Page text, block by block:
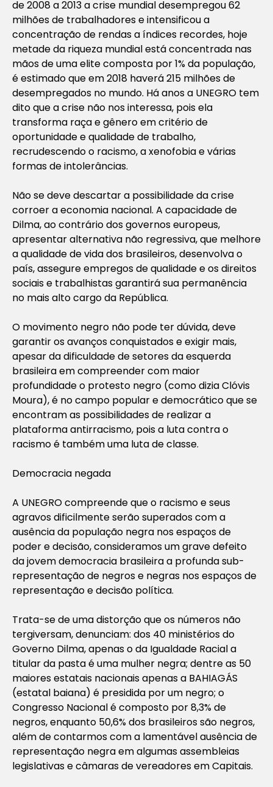
de 2008 a 2013 a crise mundial desempregou 62
milhões de trabalhadores e intensificou a
concentração de rendas a índices recordes, hoje
metade da riqueza mundial está concentrada nas
mãos de uma elite composta por 1% da população,
é estimado que em 2018 haverá 215 milhões de
desempregados no mundo. Há anos a UNEGRO tem
dito que a crise não nos interessa, pois ela
transforma raça e gênero em critério de
oportunidade e qualidade de trabalho,
recrudescendo o racismo, a xenofobia e várias
formas de intolerâncias.
Não se deve descartar a possibilidade da crise
corroer a economia nacional. A capacidade de
Dilma, ao contrário dos governos europeus,
apresentar alternativa não regressiva, que melhore
a qualidade de vida dos brasileiros, desenvolva o
país, assegure empregos de qualidade e os direitos
sociais e trabalhistas garantirá sua permanência
no mais alto cargo da República.
O movimento negro não pode ter dúvida, deve
garantir os avanços conquistados e exigir mais,
apesar da dificuldade de setores da esquerda
brasileira em compreender com maior
profundidade o protesto negro (como dizia Clóvis
Moura), é no campo popular e democrático que se
encontram as possibilidades de realizar a
plataforma antirracismo, pois a luta contra o
racismo é também uma luta de classe.
Democracia negada
A UNEGRO compreende que o racismo e seus
agravos dificilmente serão superados com a
ausência da população negra nos espaços de
poder e decisão, consideramos um grave defeito
da jovem democracia brasileira a profunda sub-
representação de negros e negras nos espaços de
representação e decisão política.
Trata-se de uma distorção que os números não
tergiversam, denunciam: dos 40 ministérios do
Governo Dilma, apenas o da Igualdade Racial a
titular da pasta é uma mulher negra; dentre as 50
maiores estatais nacionais apenas a BAHIAGÁS
(estatal baiana) é presidida por um negro; o
Congresso Nacional é composto por 8,3% de
negros, enquanto 50,6% dos brasileiros são negros,
além de contarmos com a lamentável ausência de
representação negra em algumas assembleias
legislativas e câmaras de vereadores em Capitais.